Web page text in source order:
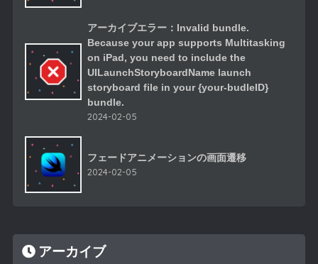
アーカイブエラー：Invalid bundle.
Because your app supports Multitasking
on iPad, you need to include the
UILaunchStoryboardName launch
storyboard file in your {your-budleID}
bundle.
2024-02-05
フェードアニメーションの画面遷移
2024-02-05
アーカイブ